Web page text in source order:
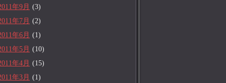
年9月 (3)
年7月 (2)
年6月 (1)
年5月 (10)
年4月 (15)
年3月 (1)